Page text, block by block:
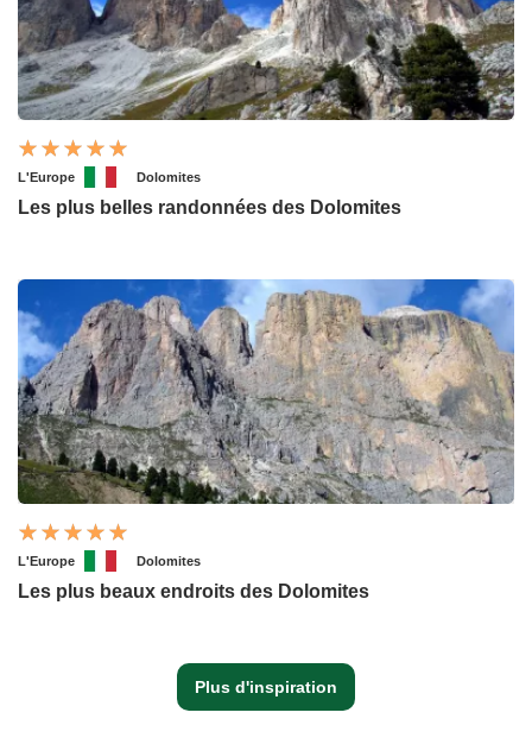
L'Europe Dolomites
Les plus belles randonnées des Dolomites
L'Europe Dolomites
Les plus beaux endroits des Dolomites
Plus d'inspiration